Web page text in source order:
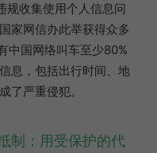
规收集使用个人信息问
家网信办此举获得众多
中国网络叫车至少80%
息，包括出行时间、地
了严重侵犯。
制：用受保护的代